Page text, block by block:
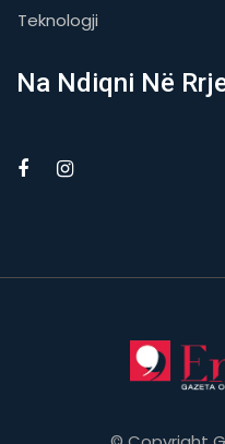
Teknologji
Na Ndiqni Në